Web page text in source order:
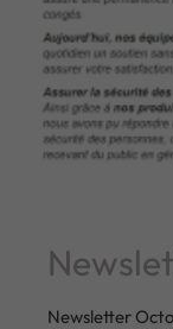
Newsletter